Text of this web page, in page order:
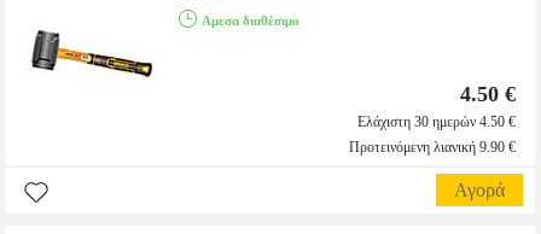
Αμεσα διαθέσιμο
4.50 €
Ελάχιστη 30 ημερών 4.50 €
Προτεινόμενη λιανική 9.90 €
Αγορά